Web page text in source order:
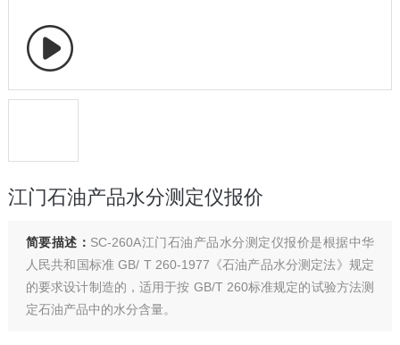
江门石油产品水分测定仪报价
简要描述： SC-260A江门石油产品水分测定仪报价是根据中华
人民共和国标准 GB/ T 260-1977《石油产品水分测定法》规定
的要求设计制造的，适用于按 GB/T 260标准规定的试验方法测
定石油产品中的水分含量。